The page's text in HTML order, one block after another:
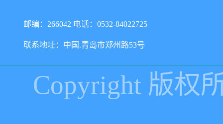
邮编：266042 电话：0532-84022725
联系地址：中国.青岛市郑州路53号
Copyright 版权